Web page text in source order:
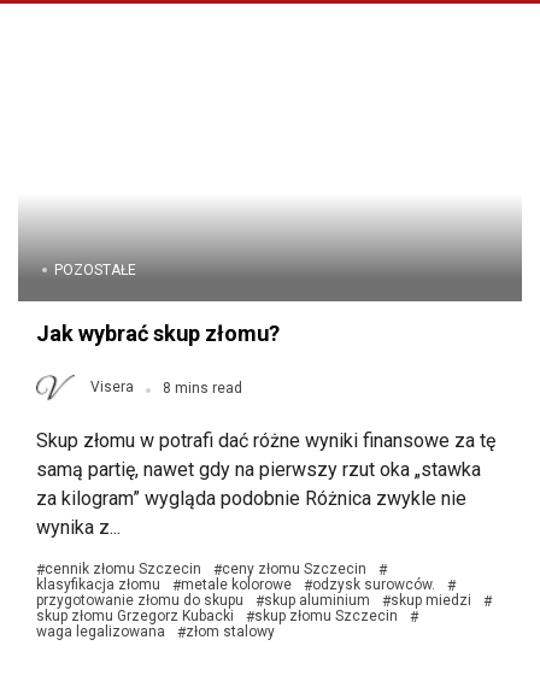
POZOSTAŁE
Jak wybrać skup złomu?
Visera 8 mins read
Skup złomu w potrafi dać różne wyniki finansowe za tę
samą partię, nawet gdy na pierwszy rzut oka „stawka
za kilogram” wygląda podobnie Różnica zwykle nie
wynika z...
#cennik złomu Szczecin #ceny złomu Szczecin
#
klasyfikacja złomu
#metale kolorowe #odzysk surowców.
#
przygotowanie złomu do skupu
#skup aluminium #skup miedzi
#
skup złomu Grzegorz Kubacki
#skup złomu Szczecin
#
waga legalizowana
#złom stalowy